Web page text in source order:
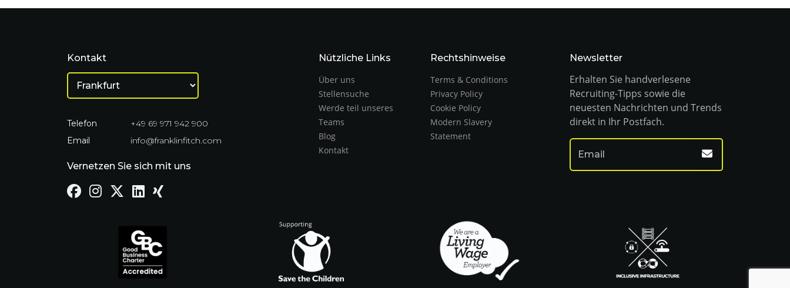
Kontakt
Telefon
+49 69 971 942 900
Email
info@franklinfitch.com
Vernetzen Sie sich mit uns
Nützliche Links
Über uns
Stellensuche
Werde teil unseres
Teams
Blog
Kontakt
Rechtshinweise
Terms & Conditions
Privacy Policy
Cookie Policy
Modern Slavery
Statement
Newsletter
Erhalten Sie handverlesene
Recruiting-Tipps sowie die
neuesten Nachrichten und Trends
direkt in Ihr Postfach.